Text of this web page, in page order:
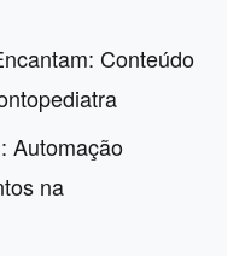
Conteúdo
Automação
na